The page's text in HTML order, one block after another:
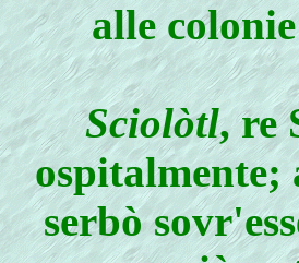
alle
Sciolòtl, re
ospitalmente;
serbò